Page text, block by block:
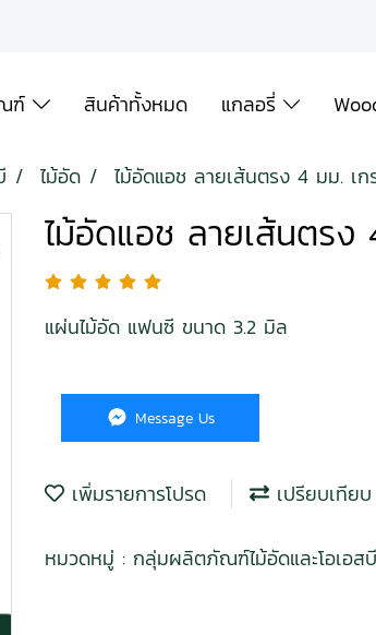
ฑ์ สินค้าทั้งหมด แกลอรี่
ไม้อัด ไม้อัดแอช ลายเส้นตรง 4 มม. เ
ไม้อัดแอช ลายเส้นตร
แผ่นไม้อัด แฟนซี ขนาด 3.2 มิล
Message Us
เพิ่มรายการโปรด เปรียบเทียบ
หมวดหมู่ : กลุ่มผลิตภัณฑ์ไม้อัดและโอเอสบี